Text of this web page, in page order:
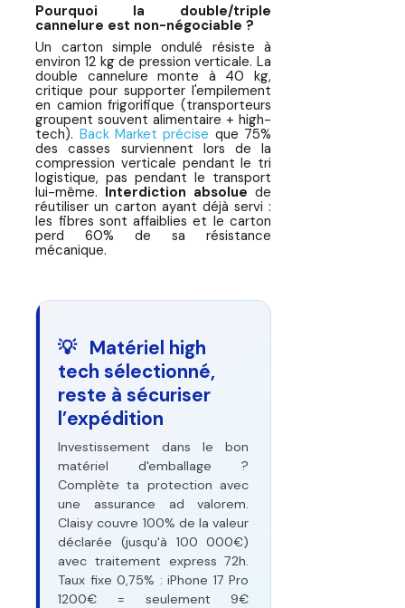
Pourquoi la double/triple
cannelure est non-négociable ?
Un carton simple ondulé résiste à
environ 12 kg de pression verticale. La
double cannelure monte à 40 kg,
critique pour supporter l'empilement
en camion frigorifique (transporteurs
groupent souvent alimentaire + high-
tech). Back Market précise que 75%
des casses surviennent lors de la
compression verticale pendant le tri
logistique, pas pendant le transport
lui-même. Interdiction absolue de
réutiliser un carton ayant déjà servi :
les fibres sont affaiblies et le carton
perd 60% de sa résistance
mécanique.
💡 Matériel high
tech sélectionné,
reste à sécuriser
l’expédition
Investissement dans le bon
matériel d'emballage ?
Complète ta protection avec
une assurance ad valorem.
Claisy couvre 100% de la valeur
déclarée (jusqu'à 100 000€)
avec traitement express 72h.
Taux fixe 0,75% : iPhone 17 Pro
1200€ = seulement 9€